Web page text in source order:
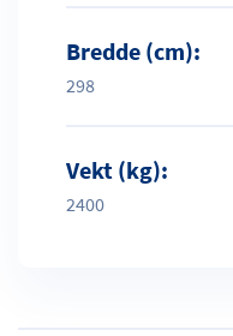
Bredde (cm):
298
Vekt (kg):
2400